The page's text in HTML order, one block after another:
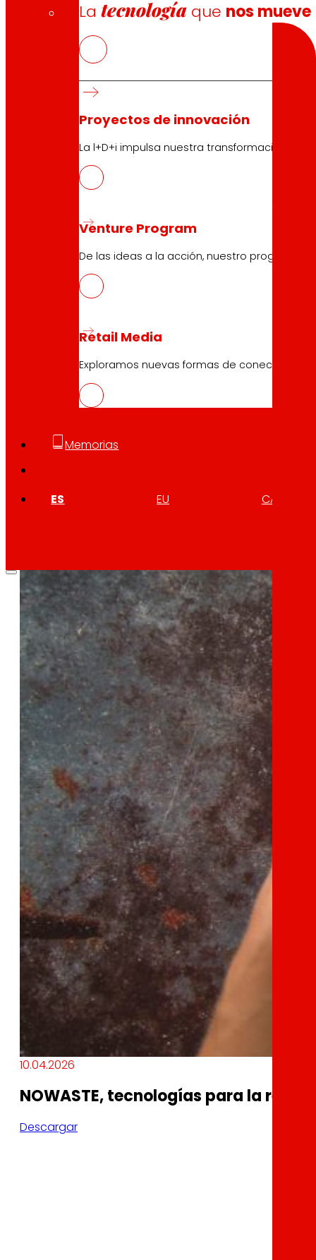
Latecnología que nos mueve
Proyectos de innovación
La l+D+i impulsa nuestra transformación,
Venture Program
De las ideas a la acción, nuestro programa
Retail Media
Exploramos nuevas formas de conectar
Memorias
ES EU CA
Buscar
NOWASTE, tecnologías para la
NOWASTE, tecnologías para la
10.04.2026
NOWASTE, tecnologías para la
Descargar